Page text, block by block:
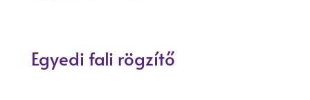
Egyedi fali rögzítő